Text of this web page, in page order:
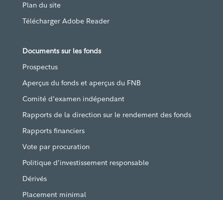
Plan du site
Télécharger Adobe Reader
Documents sur les fonds
Prospectus
Aperçus du fonds et aperçus du FNB
Comité d'examen indépendant
Rapports de la direction sur le rendement des fonds
Rapports financiers
Vote par procuration
Politique d’investissement responsable
Dérivés
Placement minimal